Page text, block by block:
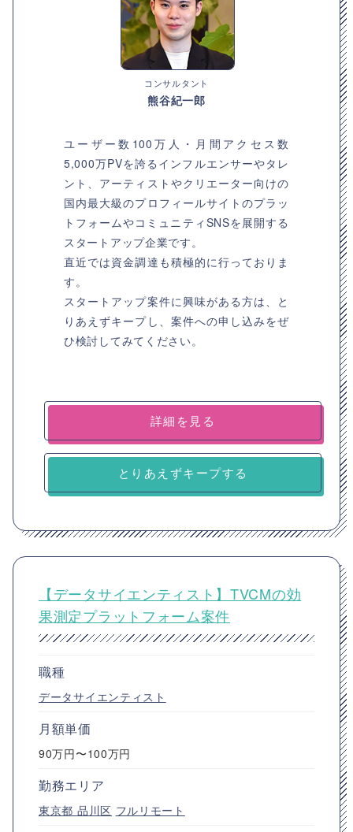
コンサルタント
熊谷紀一郎
ユーザー数100万人・月間アクセス数
5,000万PVを誇るインフルエンサーやタレ
ント、アーティストやクリエーター向けの
国内最大級のプロフィールサイトのプラッ
トフォームやコミュニティSNSを展開する
スタートアップ企業です。
直近では資金調達も積極的に行っておりま
す。
スタートアップ案件に興味がある方は、と
りあえずキープし、案件への申し込みをぜ
ひ検討してみてください。
詳細を見る
とりあえずキープする
【データサイエンティスト】TVCMの効
果測定プラットフォーム案件
職種
データサイエンティスト
月額単価
90万円〜100万円
勤務エリア
東京都 品川区 フルリモート